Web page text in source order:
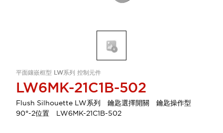
平面鑲嵌框型 LW系列 控制元件
LW6MK-21C1B-502
Flush Silhouette LW系列 鑰匙選擇開關 鑰匙操作型
90°-2位置 LW6MK-21C1B-502